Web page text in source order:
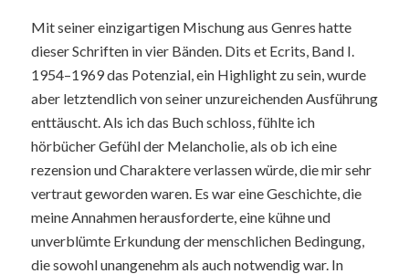
Mit seiner einzigartigen Mischung aus Genres hatte
dieser Schriften in vier Bänden. Dits et Ecrits, Band I.
1954–1969 das Potenzial, ein Highlight zu sein, wurde
aber letztendlich von seiner unzureichenden Ausführung
enttäuscht. Als ich das Buch schloss, fühlte ich
hörbücher Gefühl der Melancholie, als ob ich eine
rezension und Charaktere verlassen würde, die mir sehr
vertraut geworden waren. Es war eine Geschichte, die
meine Annahmen herausforderte, eine kühne und
unverblümte Erkundung der menschlichen Bedingung,
die sowohl unangenehm als auch notwendig war. In